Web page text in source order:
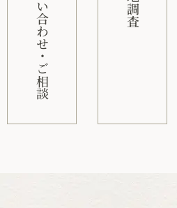
お問い合わせ・ご相談